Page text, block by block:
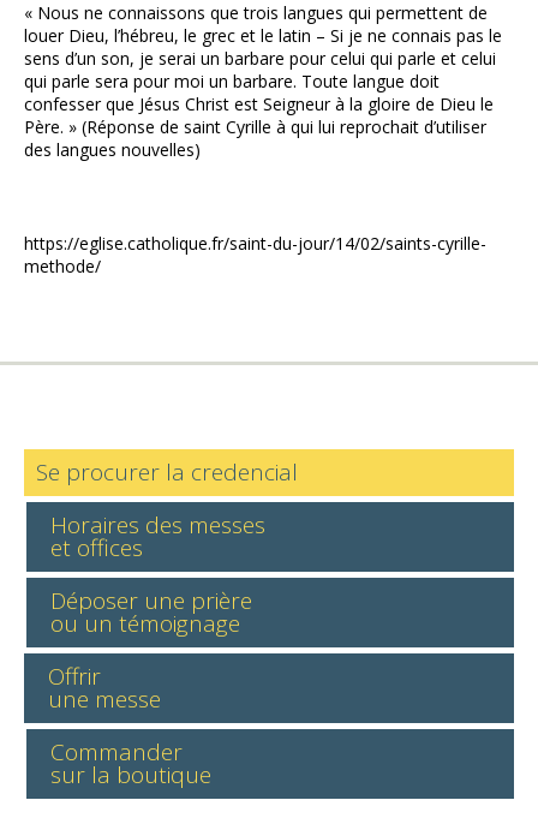
« Nous ne connaissons que trois langues qui permettent de
louer Dieu, l’hébreu, le grec et le latin – Si je ne connais pas le
sens d’un son, je serai un barbare pour celui qui parle et celui
qui parle sera pour moi un barbare. Toute langue doit
confesser que Jésus Christ est Seigneur à la gloire de Dieu le
Père. » (Réponse de saint Cyrille à qui lui reprochait d’utiliser
des langues nouvelles)
https://eglise.catholique.fr/saint-du-jour/14/02/saints-cyrille-
methode/
Se procurer la credencial
Horaires des messes
et offices
Déposer une prière
ou un témoignage
Offrir
une messe
Commander
sur la boutique